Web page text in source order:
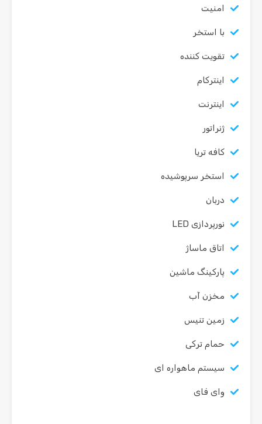
امنیت
با استخر
تقویت کننده
اینترکام
اینترنت
ژنراتور
کافه تریا
استخر سرپوشیده
دربان
نورپردازی LED
اتاق ماساژ
پارکینگ ماشین
مخزن آب
زمین تنیس
حمام ترکی
سیستم ماهواره ای
وای فای